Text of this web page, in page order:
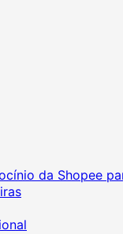
da Shopee